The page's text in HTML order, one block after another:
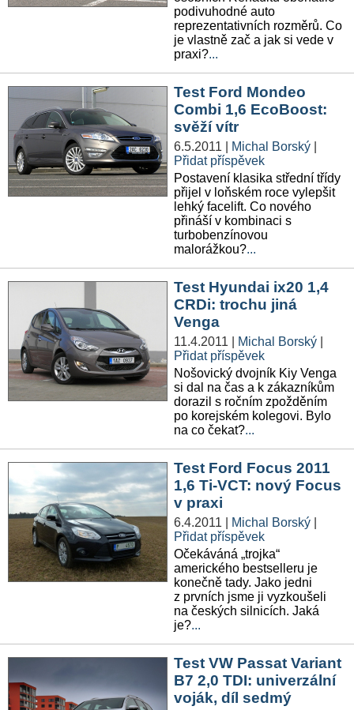
podivuhodné auto
reprezentativních rozměrů. Co
je vlastně zač a jak si vede v
praxi?...
Test Ford Mondeo
Combi 1,6 EcoBoost:
svěží vítr
6.5.2011 Michal Borský
Přidat příspěvek
Postavení klasika střední třídy
přijel v loňském roce vylepšit
lehký facelift. Co nového
přináší v kombinaci s
turbobenzínovou
malorážkou?...
Test Hyundai ix20 1,4
CRDi: trochu jiná
Venga
11.4.2011 Michal Borský
Přidat příspěvek
Nošovický dvojník Kiy Venga
si dal na čas a k zákazníkům
dorazil s ročním zpožděním
po korejském kolegovi. Bylo
na co čekat?...
Test Ford Focus 2011
1,6 Ti-VCT: nový Focus
v praxi
6.4.2011 Michal Borský
Přidat příspěvek
Očekáváná „trojka“
amerického bestselleru je
konečně tady. Jako jedni
z prvních jsme ji vyzkoušeli
na českých silnicích. Jaká
je?...
Test VW Passat Variant
B7 2,0 TDI: univerzální
voják, díl sedmý